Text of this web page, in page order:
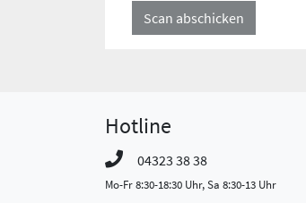
Scan abschicken
Hotline
04323 38 38
Mo-Fr 8:30-18:30 Uhr, Sa 8:30-13 Uhr